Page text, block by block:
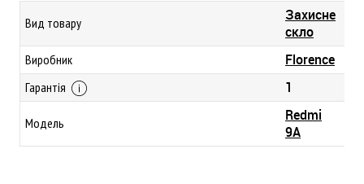
Вид товару
Захисне
скло
Виробник Florence
Гарантія 1
Модель
Redmi
9A